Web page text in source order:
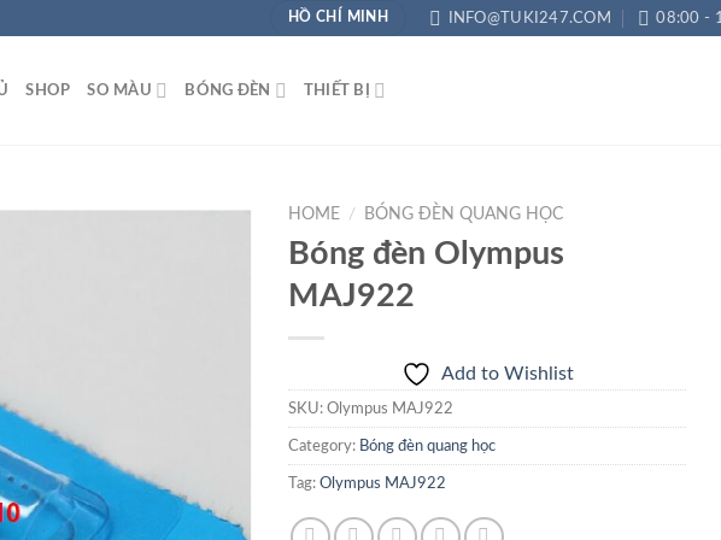
HỒ CHÍ MINH INFO@TUKI247.COM 08:00 -
SHOP SO MÀU BÓNG ĐÈN THIẾT BỊ
HOME / BÓNG ĐÈN QUANG HỌC
Bóng đèn Olympus
MAJ922
Add to Wishlist
SKU: Olympus MAJ922
Category: Bóng đèn quang học
Tag: Olympus MAJ922